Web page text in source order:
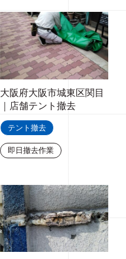
大阪府大阪市城東区関目
｜店舗テント撤去
テント撤去
即日撤去作業